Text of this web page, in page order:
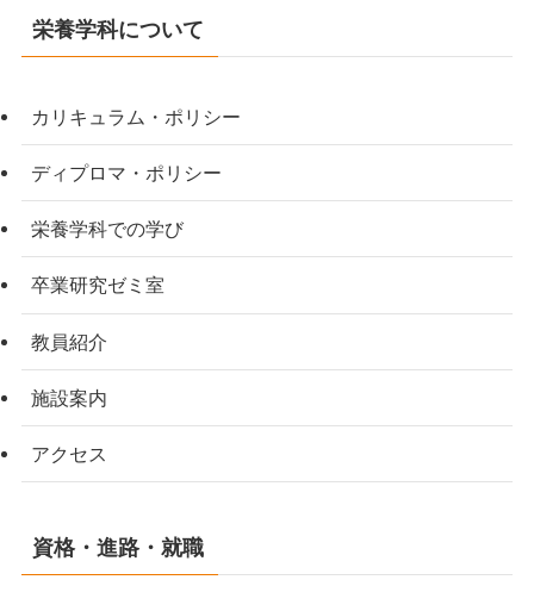
栄養学科について
カリキュラム・ポリシー
ディプロマ・ポリシー
栄養学科での学び
卒業研究ゼミ室
教員紹介
施設案内
アクセス
資格・進路・就職